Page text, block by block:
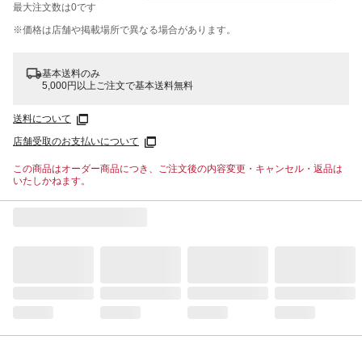
最大注文数は0です
※価格は​店舗や​掲載場所で​異なる​場合が​あります。
基本送料のみ
5,000円以上ご注文で基本送料無料
送料について
店舗受取のお支払いについて
この商品はオーダー商品につき、ご注文後の内容変更・キャンセル・返品は
いたしかねます。